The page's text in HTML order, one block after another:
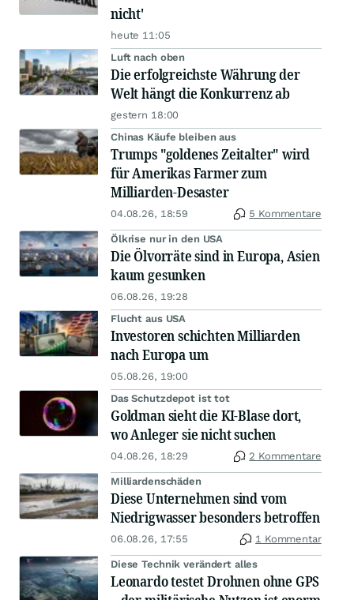
nicht'
heute 11:05
Luft nach oben
Die erfolgreichste Währung der
Welt hängt die Konkurrenz ab
gestern 18:00
Chinas Käufe bleiben aus
Trumps "goldenes Zeitalter" wird
für Amerikas Farmer zum
Milliarden-Desaster
04.08.26, 18:59 5 Kommentare
Ölkrise nur in den USA
Die Ölvorräte sind in Europa, Asien
kaum gesunken
06.08.26, 19:28
Flucht aus USA
Investoren schichten Milliarden
nach Europa um
05.08.26, 19:00
Das Schutzdepot ist tot
Goldman sieht die KI-Blase dort,
wo Anleger sie nicht suchen
04.08.26, 18:29 2 Kommentare
Milliardenschäden
Diese Unternehmen sind vom
Niedrigwasser besonders betroffen
06.08.26, 17:55 1 Kommentar
Diese Technik verändert alles
Leonardo testet Drohnen ohne GPS